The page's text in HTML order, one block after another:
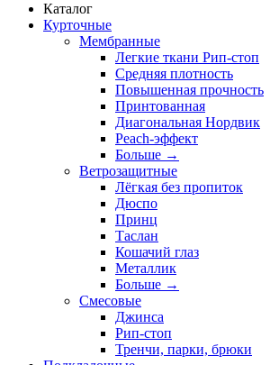
Каталог
Курточные
Мембранные
Легкие ткани Рип-стоп
Средняя плотность
Повышенная прочность
Принтованная
Диагональная Нордвик
Peach-эффект
Больше →
Ветрозащитные
Лёгкая без пропиток
Дюспо
Принц
Таслан
Кошачий глаз
Металлик
Больше →
Смесовые
Джинса
Рип-стоп
Тренчи, парки, брюки